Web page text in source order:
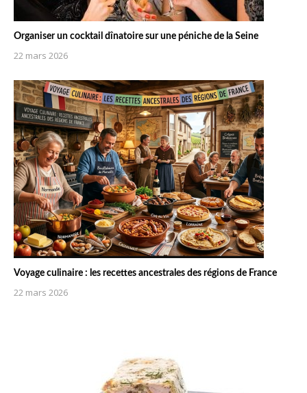
Organiser un cocktail dînatoire sur une péniche de la Seine
22 mars 2026
Voyage culinaire : les recettes ancestrales des régions de France
22 mars 2026